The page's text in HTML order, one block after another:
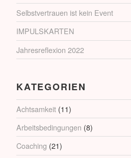
Selbstvertrauen ist kein Event
IMPULSKARTEN
Jahresreflexion 2022
KATEGORIEN
Achtsamkeit (11)
Arbeitsbedingungen (8)
Coaching (21)